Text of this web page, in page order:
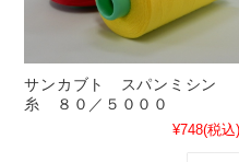
サンカブト スパンミシン
糸 ８０／５０００
¥748(税込)